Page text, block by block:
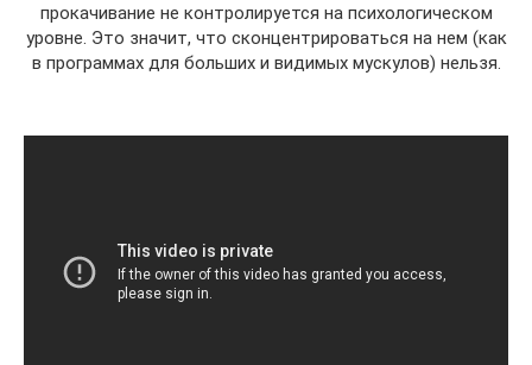
прокачивание не контролируется на психологическом
уровне. Это значит, что сконцентрироваться на нем (как
в программах для больших и видимых мускулов) нельзя.